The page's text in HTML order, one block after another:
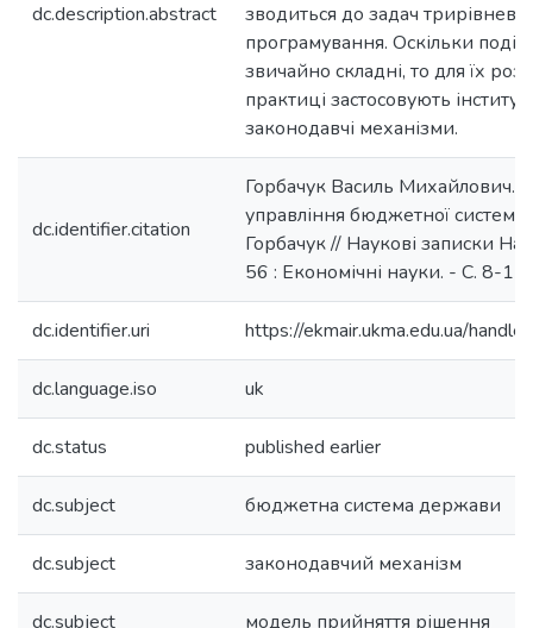
dc.description.abstract
зводиться до задач
програмування. Оскільки
звичайно складні, то для їх
практиці застосовують
законодавчі механізми.
dc.identifier.citation
Горбачук Василь Михайлович.
управління бюджетної
Горбачук // Наукові записки
56 : Економічні науки. - С. 8-11.
dc.identifier.uri https://ekmair.ukma.edu.ua/
dc.language.iso uk
dc.status published earlier
dc.subject бюджетна система держави
dc.subject законодавчий механізм
dc.subject модель прийняття рішення